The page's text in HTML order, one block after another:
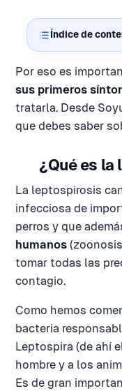
Índice de
Por eso es
sus primeros
tratarla. Desde
que debes saber
¿Qué es
La leptospirosis
infecciosa de
perros y que
humanos
tomar todas las
contagio.
Como hemos
bacteria
Leptospira (de ahí
hombre y a los
Es de gran